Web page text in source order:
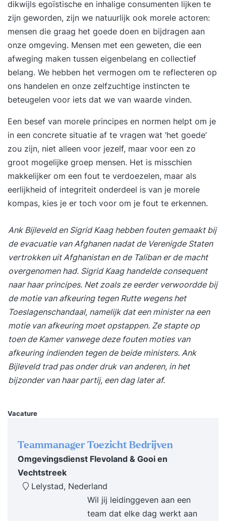
dikwijls egoïstische en inhalige consumenten lijken te
zijn geworden, zijn we natuurlijk ook morele actoren:
mensen die graag het goede doen en bijdragen aan
onze omgeving. Mensen met een geweten, die een
afweging maken tussen eigenbelang en collectief
belang. We hebben het vermogen om te reflecteren op
ons handelen en onze zelfzuchtige instincten te
beteugelen voor iets dat we van waarde vinden.
Een besef van morele principes en normen helpt om je
in een concrete situatie af te vragen wat ‘het goede’
zou zijn, niet alleen voor jezelf, maar voor een zo
groot mogelijke groep mensen. Het is misschien
makkelijker om een fout te verdoezelen, maar als
eerlijkheid of integriteit onderdeel is van je morele
kompas, kies je er toch voor om je fout te erkennen.
Ank Bijleveld en Sigrid Kaag hebben fouten gemaakt bij
de evacuatie van Afghanen nadat de Verenigde Staten
vertrokken uit Afghanistan en de Taliban er de macht
overgenomen had. Sigrid Kaag handelde consequent
naar haar principes. Net zoals ze eerder verwoordde bij
de motie van afkeuring tegen Rutte wegens het
Toeslagenschandaal, namelijk dat een minister na een
motie van afkeuring moet opstappen. Ze stapte op
toen de Kamer vanwege deze fouten moties van
afkeuring indienden tegen de beide ministers. Ank
Bijleveld trad pas onder druk van anderen, in het
bijzonder van haar partij, een dag later af.
Vacature
Teammanager Toezicht Bedrijven
Omgevingsdienst Flevoland & Gooi en
Vechtstreek
Lelystad, Nederland
Wil jij leidinggeven aan een
team dat elke dag werkt aan